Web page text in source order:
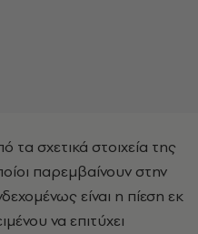
σχετικά στοιχεία της
παρεμβαίνουν στην
είναι η πίεση εκ
να επιτύχει